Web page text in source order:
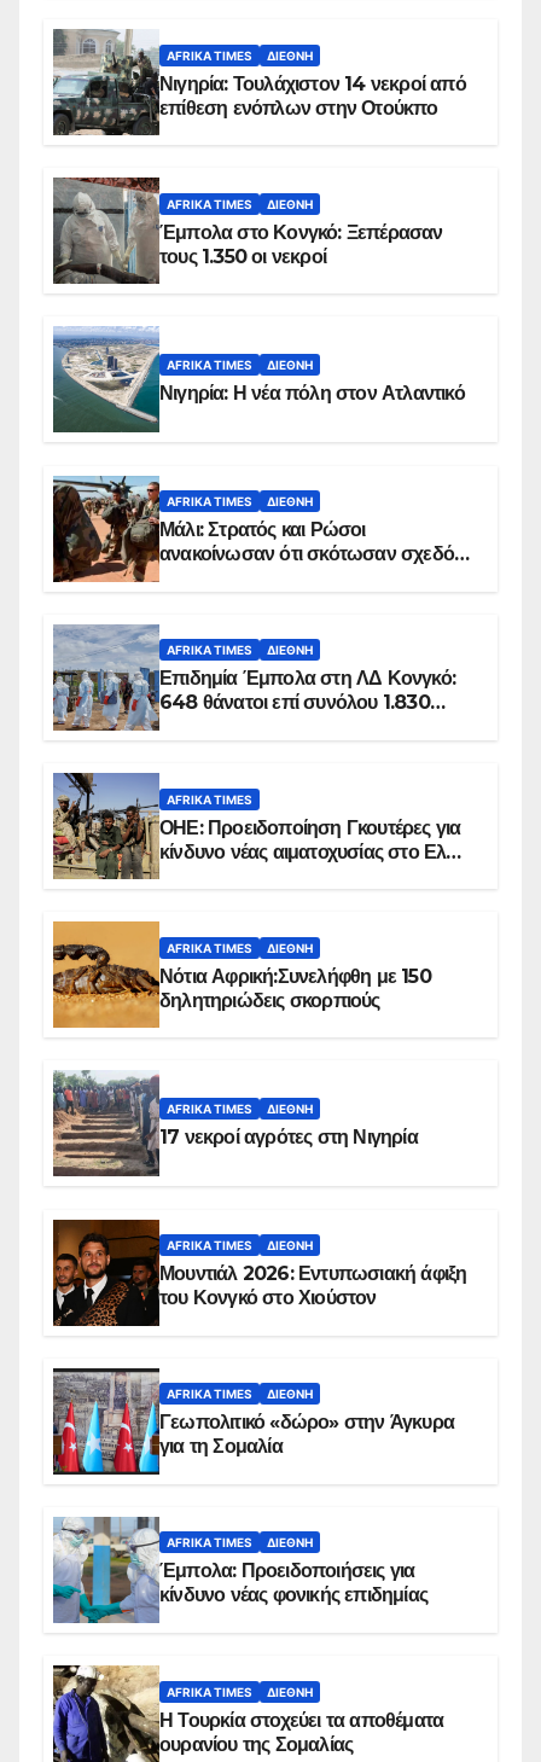
AFRIKA TIMES ΔΙΕΘΝΉ
Νιγηρία: Τουλάχιστον 14 νεκροί από
επίθεση ενόπλων στην Οτούκπο
AFRIKA TIMES ΔΙΕΘΝΉ
Έμπολα στο Κονγκό: Ξεπέρασαν
τους 1.350 οι νεκροί
AFRIKA TIMES ΔΙΕΘΝΉ
Νιγηρία: Η νέα πόλη στον Ατλαντικό
AFRIKA TIMES ΔΙΕΘΝΉ
Μάλι: Στρατός και Ρώσοι
ανακοίνωσαν ότι σκότωσαν σχεδόν
AFRIKA TIMES ΔΙΕΘΝΉ
Επιδημία Έμπολα στη ΛΔ Κονγκό:
648 θάνατοι επί συνόλου 1.830
AFRIKA TIMES
ΟΗΕ: Προειδοποίηση Γκουτέρες για
κίνδυνο νέας αιματοχυσίας στο Ελ
AFRIKA TIMES ΔΙΕΘΝΉ
Νότια Αφρική:Συνελήφθη με 150
δηλητηριώδεις σκορπιούς
AFRIKA TIMES ΔΙΕΘΝΉ
17 νεκροί αγρότες στη Νιγηρία
AFRIKA TIMES ΔΙΕΘΝΉ
Μουντιάλ 2026: Εντυπωσιακή άφιξη
του Κονγκό στο Χιούστον
AFRIKA TIMES ΔΙΕΘΝΉ
Γεωπολιτικό «δώρο» στην Άγκυρα
για τη Σομαλία
AFRIKA TIMES ΔΙΕΘΝΉ
Έμπολα: Προειδοποιήσεις για
κίνδυνο νέας φονικής επιδημίας
AFRIKA TIMES ΔΙΕΘΝΉ
Η Τουρκία στοχεύει τα αποθέματα
ουρανίου της Σομαλίας